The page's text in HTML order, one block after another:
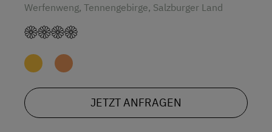
Werfenweng, Tennengebirge, Salzburger Land
JETZT ANFRAGEN